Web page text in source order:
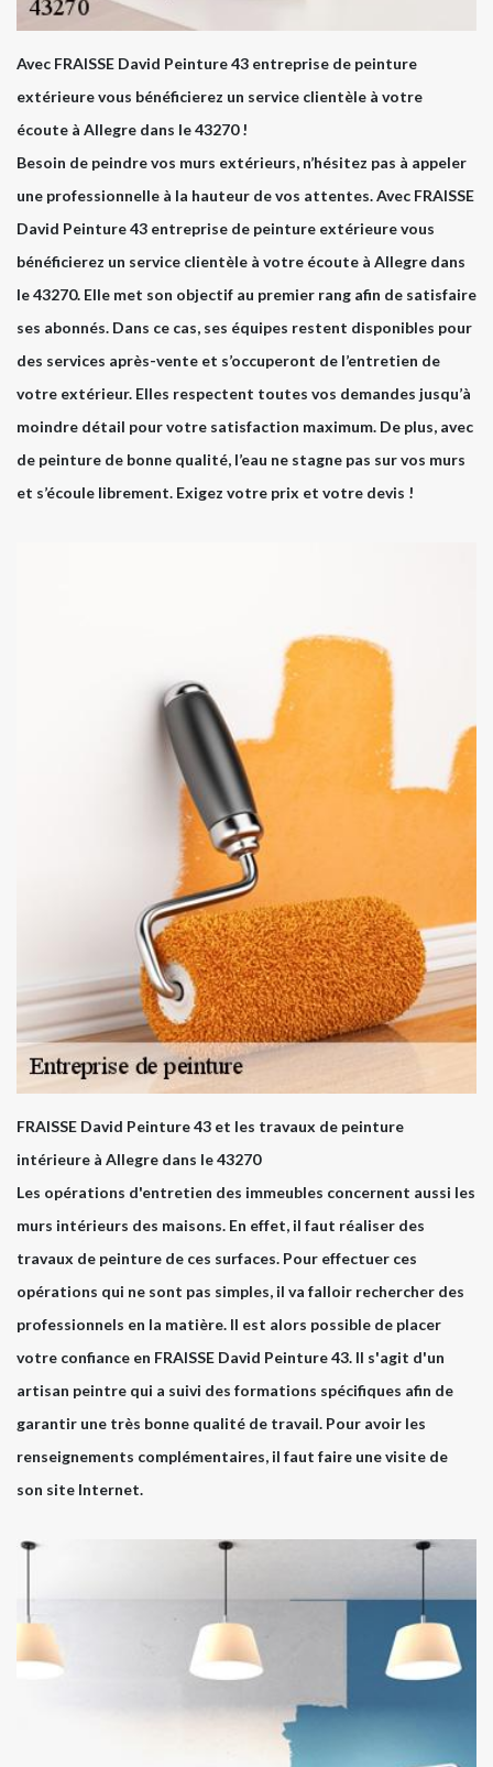
Avec FRAISSE David Peinture 43 entreprise de peinture
extérieure vous bénéficierez un service clientèle à votre
écoute à Allegre dans le 43270 !
Besoin de peindre vos murs extérieurs, n’hésitez pas à appeler
une professionnelle à la hauteur de vos attentes. Avec FRAISSE
David Peinture 43 entreprise de peinture extérieure vous
bénéficierez un service clientèle à votre écoute à Allegre dans
le 43270. Elle met son objectif au premier rang afin de satisfaire
ses abonnés. Dans ce cas, ses équipes restent disponibles pour
des services après-vente et s’occuperont de l’entretien de
votre extérieur. Elles respectent toutes vos demandes jusqu’à
moindre détail pour votre satisfaction maximum. De plus, avec
de peinture de bonne qualité, l’eau ne stagne pas sur vos murs
et s’écoule librement. Exigez votre prix et votre devis !
FRAISSE David Peinture 43 et les travaux de peinture
intérieure à Allegre dans le 43270
Les opérations d'entretien des immeubles concernent aussi les
murs intérieurs des maisons. En effet, il faut réaliser des
travaux de peinture de ces surfaces. Pour effectuer ces
opérations qui ne sont pas simples, il va falloir rechercher des
professionnels en la matière. Il est alors possible de placer
votre confiance en FRAISSE David Peinture 43. Il s'agit d'un
artisan peintre qui a suivi des formations spécifiques afin de
garantir une très bonne qualité de travail. Pour avoir les
renseignements complémentaires, il faut faire une visite de
son site Internet.